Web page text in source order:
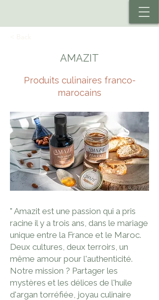
AMAZIT
Produits culinaires franco-
marocains
" Amazit est une passion qui a pris
racine il y a trois ans, dans le mariage
unique entre la France et le Maroc.
Deux cultures, deux terroirs, un
même amour pour l'authenticité.
Notre mission ? Partager les
mystères et les délices de l'huile
d'argan torréfiée, joyau culinaire